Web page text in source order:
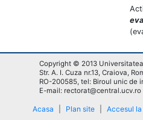
Copyright © 2013
Str. A. I. Cuza nr.13, Craiova,
RO-200585, tel: Biroul unic de
E-mail: rectorat@central.ucv.ro
Acasa Plan site Accesul